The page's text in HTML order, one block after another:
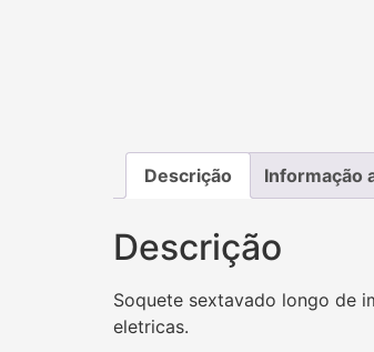
Descrição Informação
Descrição
Soquete sextavado longo de
eletricas.